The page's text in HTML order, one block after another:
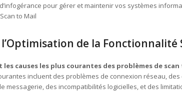
pour gérer et maintenir vos systèmes
to Mail
l’Optimisation de la Fonctionnalité
les causes les plus courantes des problèmes de scan
incluent des problèmes de connexion réseau,
messagerie, des incompatibilités logicielles, et des